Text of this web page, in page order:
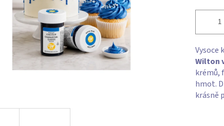
Vysoce
Wilton
krémů,
hmot.
krásně